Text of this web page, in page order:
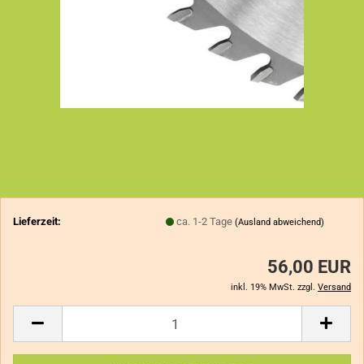
Lieferzeit: ca. 1-2 Tage(Ausland abweichend)
56,00 EUR
inkl. 19% MwSt. zzgl. Versand